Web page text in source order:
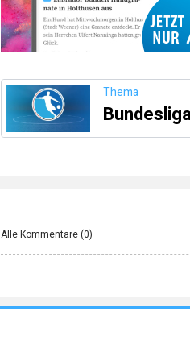
Thema
Alle Kommentare (0)